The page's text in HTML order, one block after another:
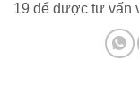
19 để được tư vấn